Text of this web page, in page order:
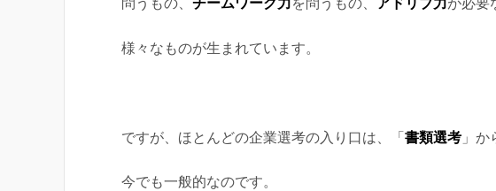
問うもの、 チームワーク力を問うもの、 アドリブ力が必要
様々なものが生まれています。
ですが、ほとんどの企業選考の入り口は、「 書類選考 」
今でも一般的なのです。